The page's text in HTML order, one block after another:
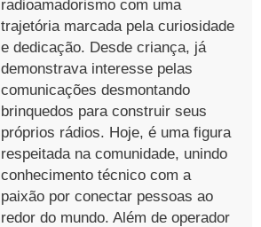
radioamadorismo com uma
trajetória marcada pela curiosidade
e dedicação. Desde criança, já
demonstrava interesse pelas
comunicações desmontando
brinquedos para construir seus
próprios rádios. Hoje, é uma figura
respeitada na comunidade, unindo
conhecimento técnico com a
paixão por conectar pessoas ao
redor do mundo. Além de operador